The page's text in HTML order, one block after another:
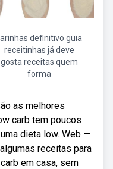
definitivo guia
receitinhas já deve
gosta receitas quem
forma
as melhores
carb tem poucos
dieta low. Web —
receitas para
em casa, sem